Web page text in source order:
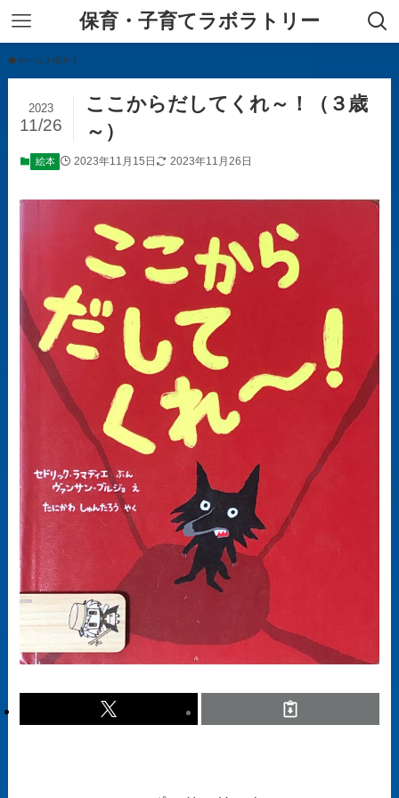
保育・子育てラボラトリー
ホーム 絵本
ここからだしてくれ～！（３歳
～）
2023
11/26
絵本 2023年11月15日 2023年11月26日